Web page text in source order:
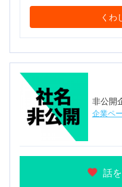
くわ
非公開
企業ペ
話